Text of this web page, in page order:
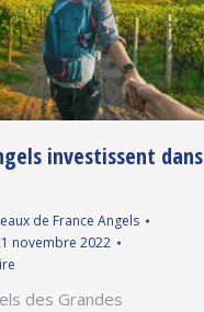
investissent dans
de France Angels
novembre 2022
des Grandes